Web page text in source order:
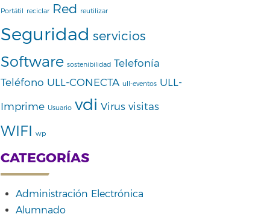
Portátil reciclar Red reutilizar
Seguridad servicios
Software sostenibilidad Telefonía
Teléfono ULL-CONECTA ull-eventos ULL-
Imprime Usuario vdi Virus visitas
WIFI wp
CATEGORÍAS
Administración Electrónica
Alumnado